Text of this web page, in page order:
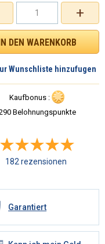
Garantiert
+
Wunschliste hinzufugen
Kaufbonus :
Belohnungspunkte
182 rezensionen